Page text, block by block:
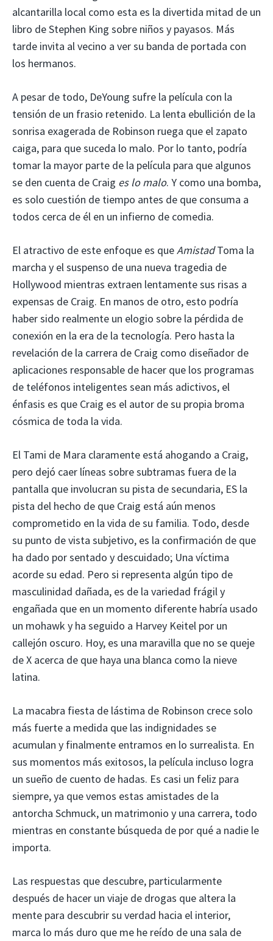
alcantarilla local como esta es la divertida mitad de un
libro de Stephen King sobre niños y payasos. Más
tarde invita al vecino a ver su banda de portada con
los hermanos.
A pesar de todo, DeYoung sufre la película con la
tensión de un frasio retenido. La lenta ebullición de la
sonrisa exagerada de Robinson ruega que el zapato
caiga, para que suceda lo malo. Por lo tanto, podría
tomar la mayor parte de la película para que algunos
se den cuenta de Craig es lo malo. Y como una bomba,
es solo cuestión de tiempo antes de que consuma a
todos cerca de él en un infierno de comedia.
El atractivo de este enfoque es queAmistadToma la
marcha y el suspenso de una nueva tragedia de
Hollywood mientras extraen lentamente sus risas a
expensas de Craig. En manos de otro, esto podría
haber sido realmente un elogio sobre la pérdida de
conexión en la era de la tecnología. Pero hasta la
revelación de la carrera de Craig como diseñador de
aplicaciones responsable de hacer que los programas
de teléfonos inteligentes sean más adictivos, el
énfasis es que Craig es el autor de su propia broma
cósmica de toda la vida.
El Tami de Mara claramente está ahogando a Craig,
pero dejó caer líneas sobre subtramas fuera de la
pantalla que involucran su pista de secundaria, ES la
pista del hecho de que Craig está aún menos
comprometido en la vida de su familia. Todo, desde
su punto de vista subjetivo, es la confirmación de que
ha dado por sentado y descuidado; Una víctima
acorde su edad. Pero si representa algún tipo de
masculinidad dañada, es de la variedad frágil y
engañada que en un momento diferente habría usado
un mohawk y ha seguido a Harvey Keitel por un
callejón oscuro. Hoy, es una maravilla que no se queje
de X acerca de que haya una blanca como la nieve
latina.
La macabra fiesta de lástima de Robinson crece solo
más fuerte a medida que las indignidades se
acumulan y finalmente entramos en lo surrealista. En
sus momentos más exitosos, la película incluso logra
un sueño de cuento de hadas. Es casi un feliz para
siempre, ya que vemos estas amistades de la
antorcha Schmuck, un matrimonio y una carrera, todo
mientras en constante búsqueda de por qué a nadie le
importa.
Las respuestas que descubre, particularmente
después de hacer un viaje de drogas que altera la
mente para descubrir su verdad hacia el interior,
marca lo más duro que me he reído de una sala de